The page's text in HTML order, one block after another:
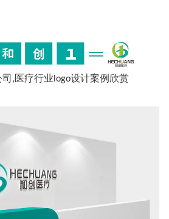
,医疗行业logo设计案例欣赏